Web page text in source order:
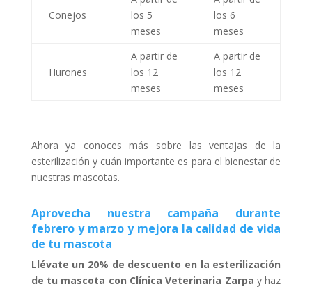
Conejos
los 5
meses
los 6
meses
Hurones
A partir de
los 12
meses
A partir de
los 12
meses
Ahora ya conoces más sobre las ventajas de la
esterilización y cuán importante es para el bienestar de
nuestras mascotas.
Aprovecha nuestra campaña durante
febrero y marzo y mejora la calidad de vida
de tu mascota
Llévate un 20% de descuento en la esterilización
de tu mascota con Clínica Veterinaria Zarpa y haz